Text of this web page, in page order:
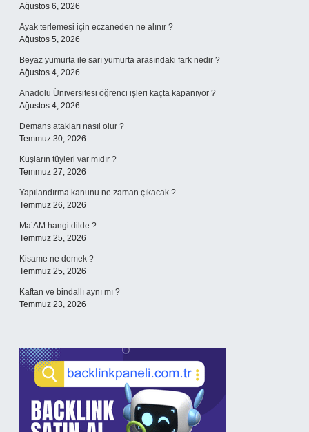
Ağustos 6, 2026
Ayak terlemesi için eczaneden ne alınır ?
Ağustos 5, 2026
Beyaz yumurta ile sarı yumurta arasındaki fark nedir ?
Ağustos 4, 2026
Anadolu Üniversitesi öğrenci işleri kaçta kapanıyor ?
Ağustos 4, 2026
Demans atakları nasıl olur ?
Temmuz 30, 2026
Kuşların tüyleri var mıdır ?
Temmuz 27, 2026
Yapılandırma kanunu ne zaman çıkacak ?
Temmuz 26, 2026
Ma’AM hangi dilde ?
Temmuz 25, 2026
Kisame ne demek ?
Temmuz 25, 2026
Kaftan ve bindallı aynı mı ?
Temmuz 23, 2026